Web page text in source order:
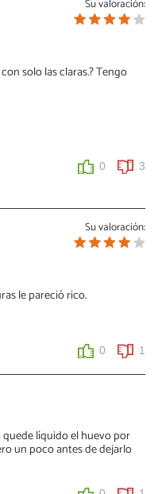
Su valoración:
solo las claras.? Tengo
0 3
Su valoración:
le pareció rico.
0 1
líquido el huevo por
un poco antes de dejarlo